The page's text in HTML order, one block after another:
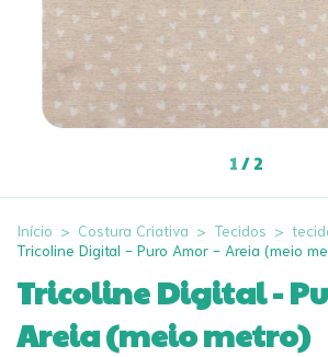
1/2
Início > Costura Criativa > Tecidos >
Tricoline Digital - Puro Amor - Areia (meio
Tricoline Digital -
Areia (meio metro)